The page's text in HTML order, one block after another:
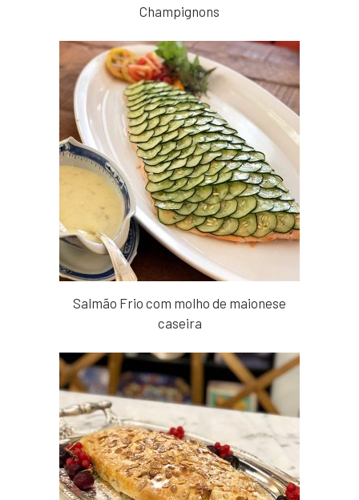
Champignons
Salmão Frio com molho de maionese
caseira